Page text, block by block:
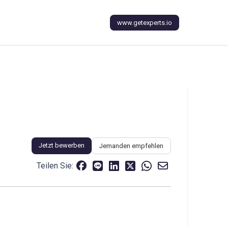
www.getexperts.io
Jetzt bewerben Jemanden empfehlen
Teilen Sie: